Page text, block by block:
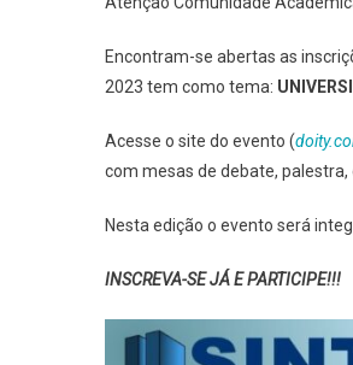
Encontram-se abertas as
2023 tem como tema:
Acesse o site do evento (
com mesas de debate,
Nesta edição o evento será
INSCREVA-SE JÁ E PARTICIPE!!!